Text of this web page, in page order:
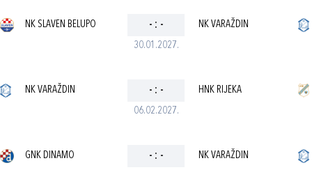
30.01.2027.
NK SLAVEN BELUPO - : - NK VARAŽDIN
06.02.2027.
NK VARAŽDIN - : - HNK RIJEKA
GNK DINAMO - : - NK VARAŽDIN